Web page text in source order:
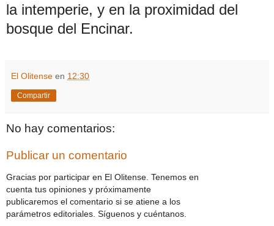
la intemperie, y en la proximidad del
bosque del Encinar.
El Olitense en 12:30
Compartir
No hay comentarios:
Publicar un comentario
Gracias por participar en El Olitense. Tenemos en
cuenta tus opiniones y próximamente
publicaremos el comentario si se atiene a los
parámetros editoriales. Síguenos y cuéntanos.